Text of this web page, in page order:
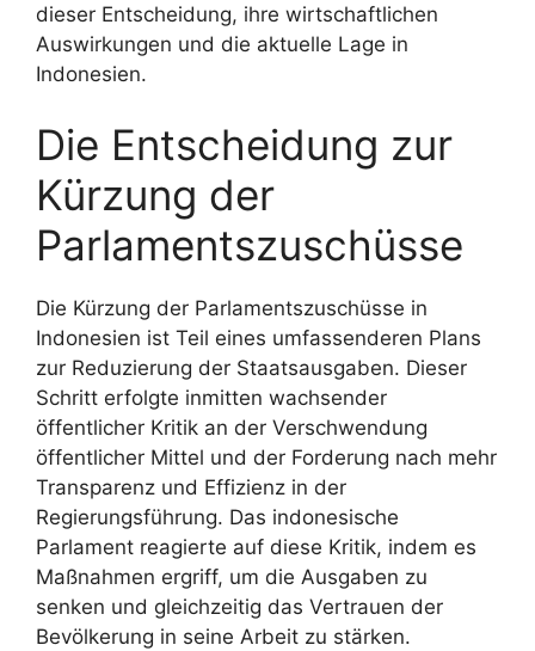
dieser Entscheidung, ihre wirtschaftlichen
Auswirkungen und die aktuelle Lage in
Indonesien.
Die Entscheidung zur
Kürzung der
Parlamentszuschüsse
Die Kürzung der Parlamentszuschüsse in
Indonesien ist Teil eines umfassenderen Plans
zur Reduzierung der Staatsausgaben. Dieser
Schritt erfolgte inmitten wachsender
öffentlicher Kritik an der Verschwendung
öffentlicher Mittel und der Forderung nach mehr
Transparenz und Effizienz in der
Regierungsführung. Das indonesische
Parlament reagierte auf diese Kritik, indem es
Maßnahmen ergriff, um die Ausgaben zu
senken und gleichzeitig das Vertrauen der
Bevölkerung in seine Arbeit zu stärken.